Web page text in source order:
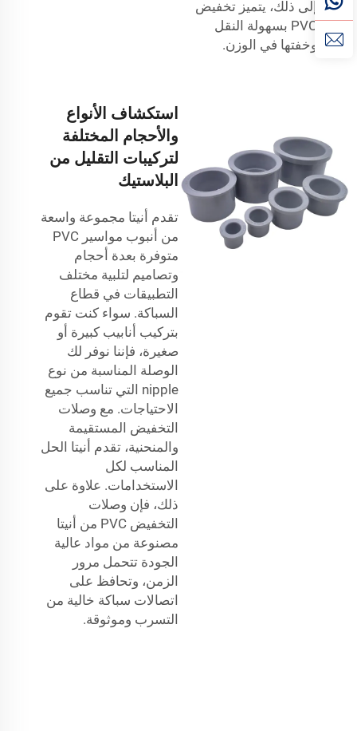
إلى ذلك، يتميز تخفيض
PVC بسهولة النقل
وخفتها في الوزن.
استكشاف الأنواع
والأحجام المختلفة
لتركيبات التقليل من
البلاستيك
تقدم أنيتا مجموعة واسعة
من أنبوب مواسير PVC
متوفرة بعدة أحجام
وتصاميم لتلبية مختلف
التطبيقات في قطاع
السباكة. سواء كنت تقوم
بتركيب أنابيب كبيرة أو
صغيرة، فإننا نوفر لك
الوصلة المناسبة من نوع
nipple التي تناسب جميع
الاحتياجات. مع وصلات
التخفيض المستقيمة
والمنحنية، تقدم أنيتا الحل
المناسب لكل
الاستخدامات. علاوة على
ذلك، فإن وصلات
التخفيض PVC من أنيتا
مصنوعة من مواد عالية
الجودة تتحمل مرور
الزمن، وتحافظ على
اتصالات سباكة خالية من
التسرب وموثوقة.